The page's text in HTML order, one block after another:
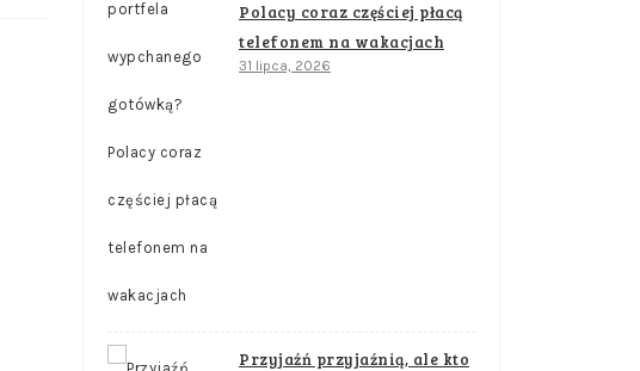
Polacy coraz częściej płacą
telefonem na wakacjach
31 lipca, 2026
Przyjaźń przyjaźnią, ale kto